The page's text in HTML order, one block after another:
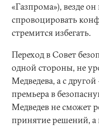
«Газпрома»), везде
спровоцировать
стремится избегать.
Переход в Совет
одной стороны, не
Медведева, а с
премьера в
Медведев не сможет
принятие решений, а